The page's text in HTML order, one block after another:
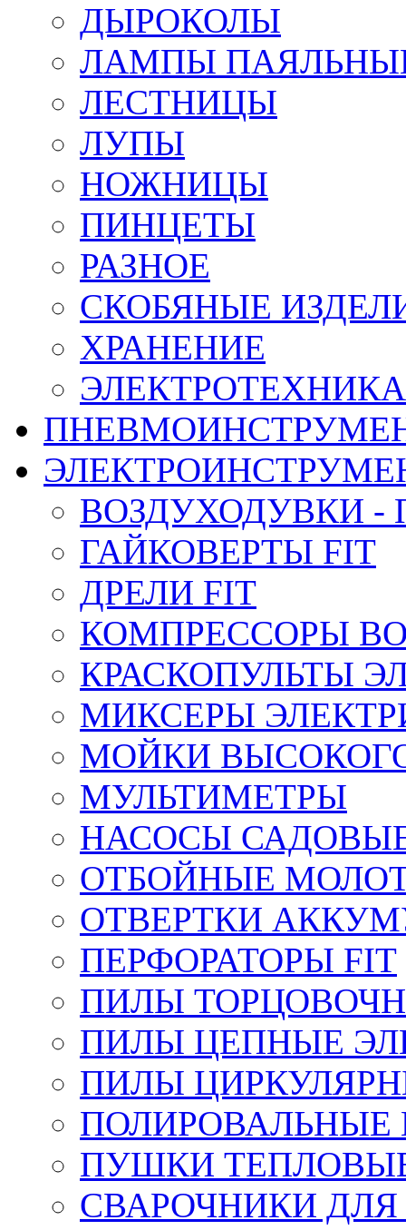
ДЫРОКОЛЫ
ЛАМПЫ
ЛЕСТНИЦЫ
ЛУПЫ
НОЖНИЦЫ
ПИНЦЕТЫ
РАЗНОЕ
СКОБЯНЫЕ
ХРАНЕНИЕ
ЭЛЕКТРОТЕХНИКА
ВОЗДУХОДУВКИ -
ГАЙКОВЕРТЫ FIT
ДРЕЛИ FIT
КОМПРЕССОРЫ
КРАСКОПУЛЬТЫ
МИКСЕРЫ
МОЙКИ
МУЛЬТИМЕТРЫ
НАСОСЫ
ОТБОЙНЫЕ
ОТВЕРТКИ
ПЕРФОРАТОРЫ FIT
ПИЛЫ
ПИЛЫ ЦЕПНЫЕ
ПИЛЫ
ПУШКИ
СВАРОЧНИКИ